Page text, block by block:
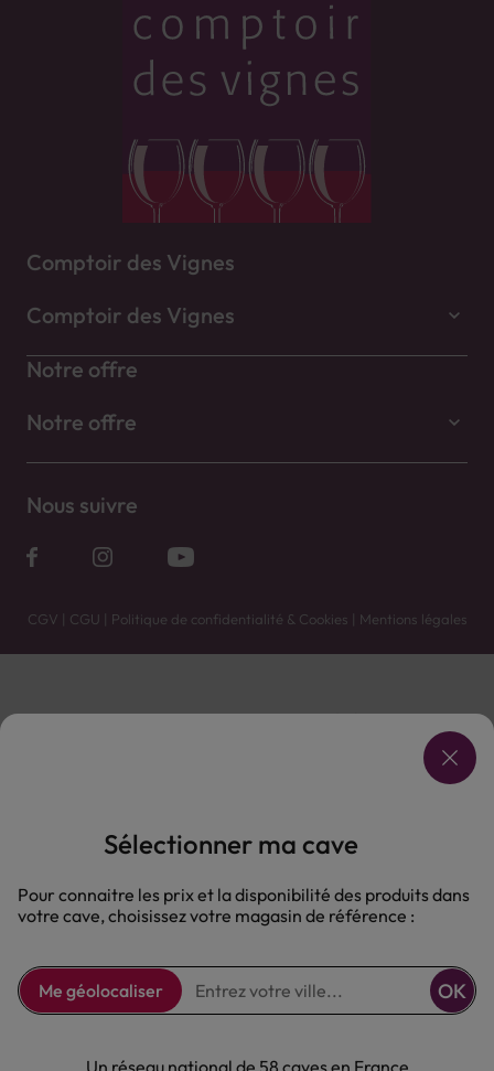
Comptoir des Vignes
Comptoir des Vignes
Notre offre
Notre offre
Nous suivre
CGV | CGU | Politique de confidentialité & Cookies | Mentions légales
Vente uniquement en caves. Contactez votre caviste pour plus de renseignements.
L'ABUS D'ALCOOL EST DANGEREUX POUR LA SANTÉ, À CONSOMMER AVEC MODÉRATION.
Sélectionner ma cave
Pour connaitre les prix et la disponibilité des produits dans
votre cave, choisissez votre magasin de référence :
Me géolocaliser OK
Un réseau national de 58 caves en France